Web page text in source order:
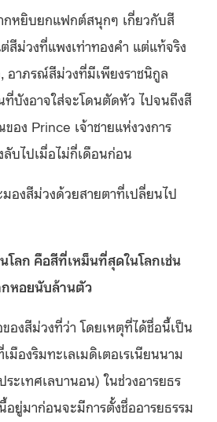
กหยิบยกแฟกต์สนุกๆ เกี่ยวกับสี
สีม่วงที่แพงเท่าทองคำ แต่แท้จริง
อาภรณ์สีม่วงที่มีเพียงราชนิกูล
ที่บังอาจใส่จะโดนตัดหัว ไปจนถึงสี
อง Prince เจ้าชายแห่งวงการ
ลับไปเมื่อไม่กี่เดือนก่อน
องสีม่วงด้วยสายตาที่เปลี่ยนไป
ลก คือสีที่เหม็นที่สุดในโลกเช่น
หอยนับล้านตัว
องสีม่วงที่ว่า โดยเหตุที่ได้ชื่อนี้เป็น
มืองริมทะเลเมดิเตอเรเนียนนาม
ะเทศเลบานอน) ในช่วงอารยธร
ยู่มาก่อนจะมีการตั้งชื่ออารยธรรม